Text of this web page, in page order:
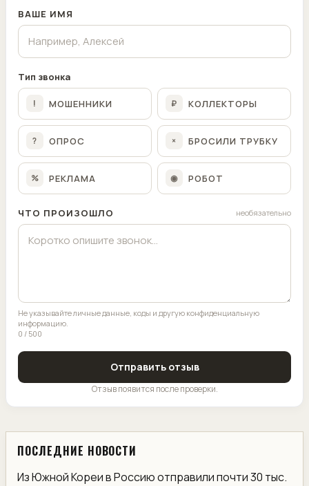
ВАШЕ ИМЯ
Тип звонка
! МОШЕННИКИ ₽ КОЛЛЕКТОРЫ
? ОПРОС × БРОСИЛИ ТРУБКУ
% РЕКЛАМА ◉ РОБОТ
ЧТО ПРОИЗОШЛО необязательно
Не указывайте личные данные, коды и другую конфиденциальную
информацию.
0 / 500
Отправить отзыв
Отзыв появится после проверки.
ПОСЛЕДНИЕ НОВОСТИ
Из Южной Кореи в Россию отправили почти 30 тыс.